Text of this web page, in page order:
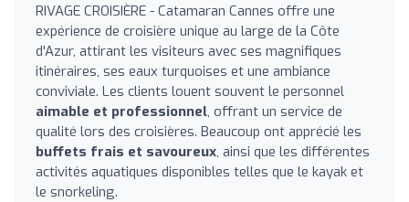
RIVAGE CROISIÈRE - Catamaran Cannes offre une
expérience de croisière unique au large de la Côte
d'Azur, attirant les visiteurs avec ses magnifiques
itinéraires, ses eaux turquoises et une ambiance
conviviale. Les clients louent souvent le personnel
aimable et professionnel, offrant un service de
qualité lors des croisières. Beaucoup ont apprécié les
buffets frais et savoureux, ainsi que les différentes
activités aquatiques disponibles telles que le kayak et
le snorkeling.